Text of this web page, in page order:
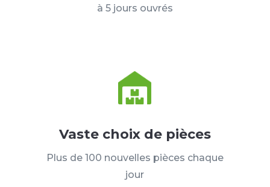
à 5 jours ouvrés
Vaste choix de pièces
Plus de 100 nouvelles pièces chaque
jour